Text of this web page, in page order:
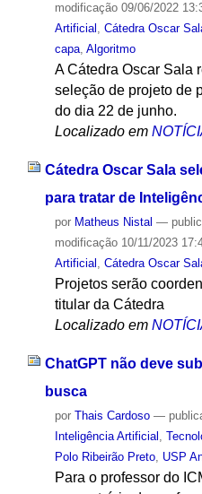
modificação09/06/2022
Artificial , Cátedra Oscar
capa, Algoritmo
A Cátedra Oscar Sala
seleção de projeto de
do dia 22 de junho.
Localizado em
Cátedra Oscar Sala
para tratar de
por Matheus Nistal —
modificação10/11/2023
Artificial , Cátedra Oscar
Projetos serão
titular da Cátedra
Localizado em
ChatGPT não deve
busca
por Thais Cardoso —
Inteligência Artificial
Polo Ribeirão Preto, USP
Para o professor do